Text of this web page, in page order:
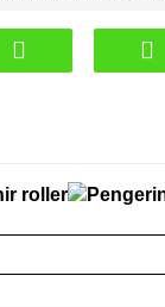
individu
untuk